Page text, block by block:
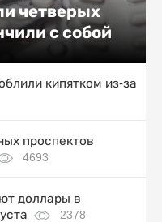
четверых
с собой
кипятком из-за
проспектов
4693
доллары в
2378